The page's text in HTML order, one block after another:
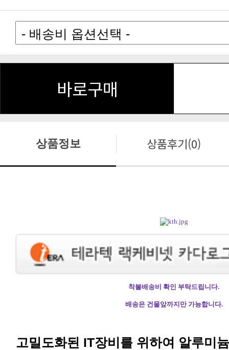
바로구매
상품정보 상품후기(0)
착불배송비 확인 부탁드립니다.
배송은 건물앞까지만 가능합니다.
고밀도화된 IT장비를 위하여 알루미